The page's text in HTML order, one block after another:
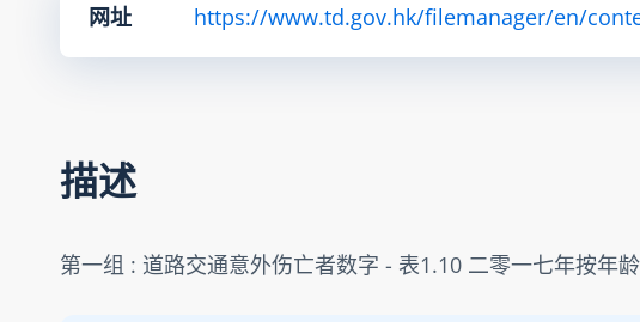
网址 https://www.td.gov.hk/filemanager/en/
描述
第一组 : 道路交通意外伤亡者数字 - 表1.10 二零一七年按年